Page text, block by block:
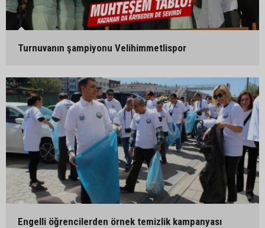
Turnuvanın şampiyonu Velihimmetlispor
Engelli öğrencilerden örnek temizlik kampanyası